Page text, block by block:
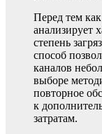
Перед тем
анализирует
степень
способ
каналов
выборе
повторное
к
затратам.